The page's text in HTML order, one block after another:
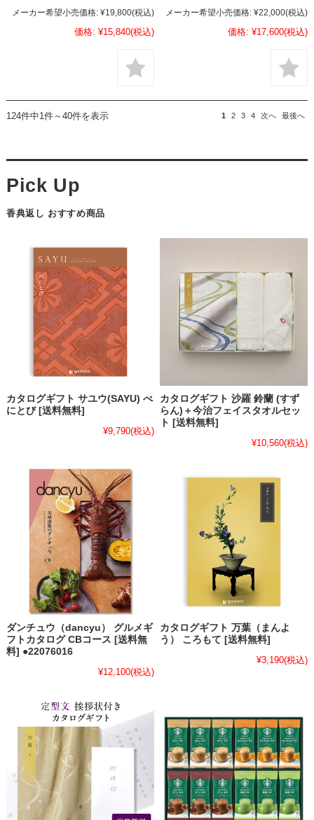
メーカー希望小売価格: ¥19,800(税込)
価格: ¥15,840(税込)
メーカー希望小売価格: ¥22,000(税込)
価格: ¥17,600(税込)
124件中1件～40件を表示 1 2 3 4 次へ 最後へ
香典返し おすすめ商品
カタログギフト サユウ(SAYU) べ
にとび [送料無料]
¥9,790(税込)
カタログギフト 沙羅 鈴蘭 (すず
らん)＋今治フェイスタオルセッ
ト [送料無料]
¥10,560(税込)
ダンチュウ（dancyu） グルメギ
フトカタログ CBコース [送料無
料] ●22076016
¥12,100(税込)
カタログギフト 万葉（まんよ
う） ころもて [送料無料]
¥3,190(税込)